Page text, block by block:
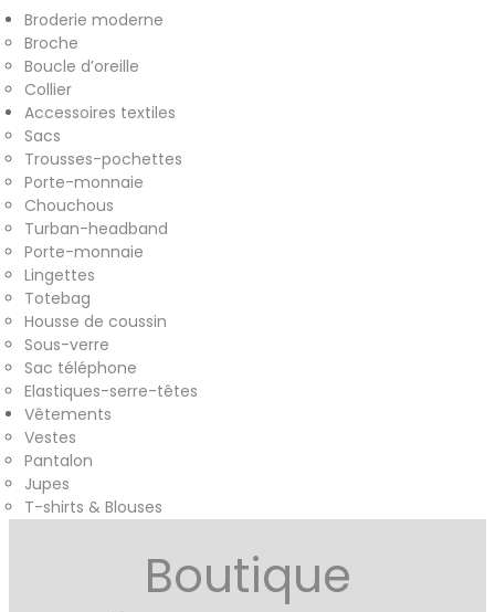
& accessoires
Accessoires textiles
écoresponsables faits main
Broderie moderne
Broche
Boucle d’oreille
Collier
Accessoires textiles
Sacs
Trousses-pochettes
Porte-monnaie
Chouchous
Turban-headband
Porte-monnaie
Lingettes
Totebag
Housse de coussin
Sous-verre
Sac téléphone
Elastiques-serre-têtes
Vêtements
Vestes
Pantalon
Jupes
T-shirts & Blouses
Boutique